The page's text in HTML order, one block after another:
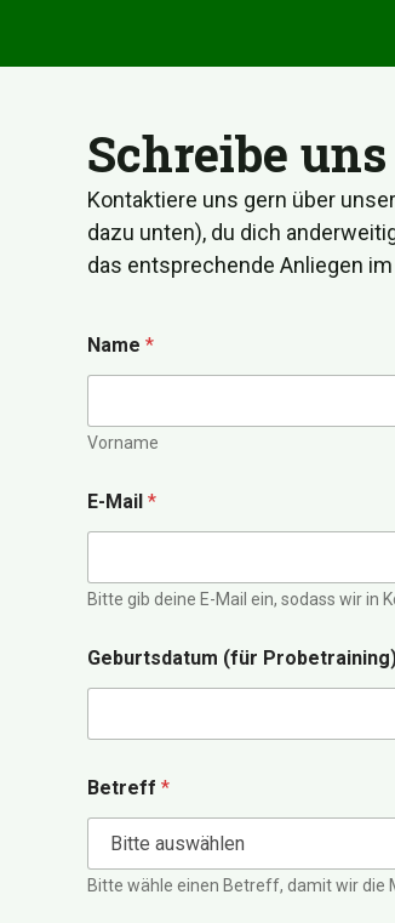
Schreibe
Kontaktiere uns gern über
dazu unten), du dich
das entsprechende Anliegen
Name *
Vorname
E-Mail *
Bitte gib deine E-Mail ein, sodass wir in
Geburtsdatum (für
Betreff *
Bitte wähle einen Betreff, damit wir die